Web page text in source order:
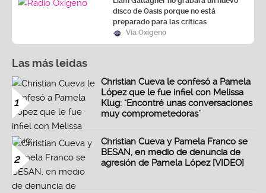
disco de Oasis porque no está
preparado para las críticas
Vía Oxígeno
Las más leidas
1
Christian Cueva le confesó a Pamela
López que le fue infiel con Melissa
Klug: "Encontré unas conversaciones
muy comprometedoras"
2
Christian Cueva y Pamela Franco se
BESAN, en medio de denuncia de
agresión de Pamela López [VIDEO]